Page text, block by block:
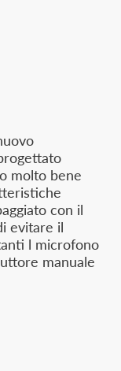
molto bene
con il
evitare il
l microfono
manuale